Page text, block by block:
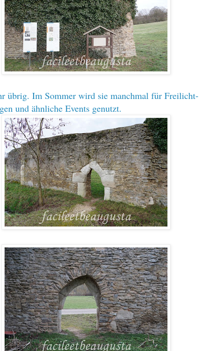
übrig. Im Sommer wird sie manchmal für Freilicht-
und ähnliche Events genutzt.